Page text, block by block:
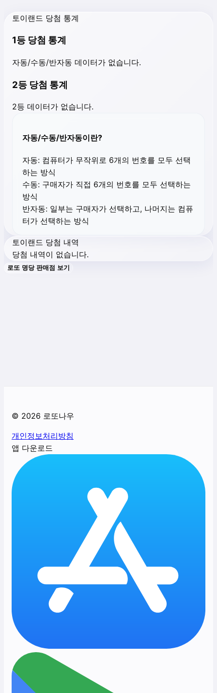
토이랜드 당첨 통계
1등 당첨 통계
자동/수동/반자동 데이터가 없습니다.
2등 당첨 통계
2등 데이터가 없습니다.
자동/수동/반자동이란?
자동: 컴퓨터가 무작위로 6개의 번호를 모두 선택
하는 방식
수동: 구매자가 직접 6개의 번호를 모두 선택하는
방식
반자동: 일부는 구매자가 선택하고, 나머지는 컴퓨
터가 선택하는 방식
토이랜드 당첨 내역
당첨 내역이 없습니다.
로또 명당 판매점 보기
© 2026 로또나우
개인정보처리방침
앱 다운로드